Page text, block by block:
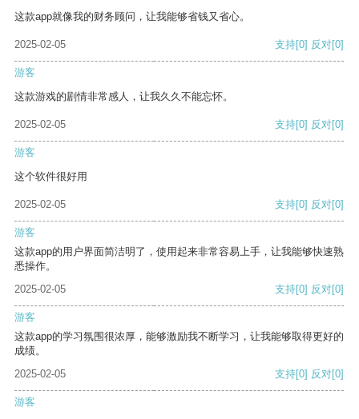
这款app就像我的财务顾问，让我能够省钱又省心。
2025-02-05 支持[0] 反对[0]
游客
这款游戏的剧情非常感人，让我久久不能忘怀。
2025-02-05 支持[0] 反对[0]
游客
这个软件很好用
2025-02-05 支持[0] 反对[0]
游客
这款app的用户界面简洁明了，使用起来非常容易上手，让我能够快速熟
悉操作。
2025-02-05
支持[0] 反对[0]
游客
这款app的学习氛围很浓厚，能够激励我不断学习，让我能够取得更好的
成绩。
2025-02-05
支持[0] 反对[0]
游客